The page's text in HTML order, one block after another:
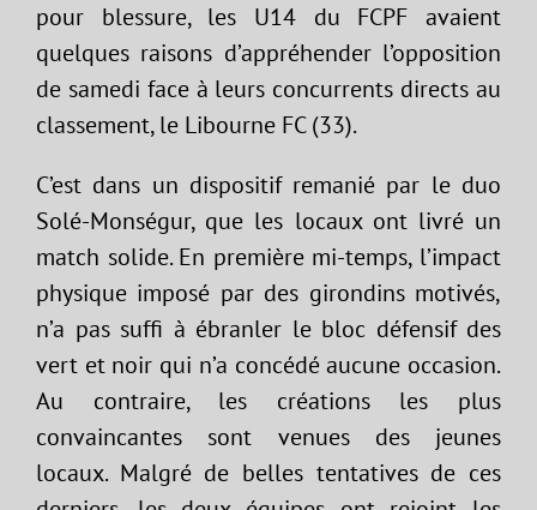
pour blessure, les U14 du FCPF avaient
quelques raisons d’appréhender l’opposition
de samedi face à leurs concurrents directs au
classement, le Libourne FC (33).
C’est dans un dispositif remanié par le duo
Solé-Monségur, que les locaux ont livré un
match solide. En première mi-temps, l’impact
physique imposé par des girondins motivés,
n’a pas suffi à ébranler le bloc défensif des
vert et noir qui n’a concédé aucune occasion.
Au contraire, les créations les plus
convaincantes sont venues des jeunes
locaux. Malgré de belles tentatives de ces